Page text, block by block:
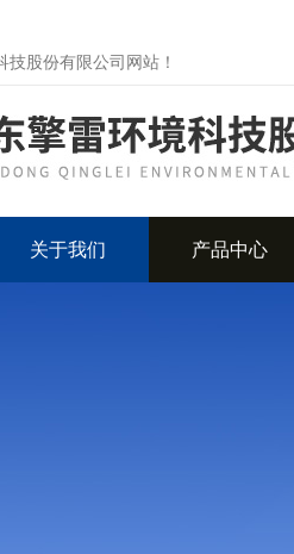
股份有限公司网站！
关于我们 产品中心